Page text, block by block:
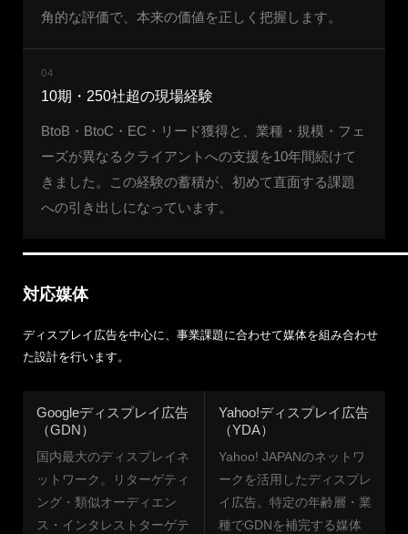
角的な評価で、本来の価値を正しく把握します。
04
10期・250社超の現場経験
BtoB・BtoC・EC・リード獲得と、業種・規模・フェ
ーズが異なるクライアントへの支援を10年間続けて
きました。この経験の蓄積が、初めて直面する課題
への引き出しになっています。
対応媒体
ディスプレイ広告を中心に、事業課題に合わせて媒体を組み合わせ
た設計を行います。
Googleディスプレイ広告
（GDN）
国内最大のディスプレイネ
ットワーク。リターゲティ
ング・類似オーディエン
ス・インタレストターゲテ
Yahoo!ディスプレイ広告
（YDA）
Yahoo! JAPANのネットワ
ークを活用したディスプレ
イ広告。特定の年齢層・業
種でGDNを補完する媒体